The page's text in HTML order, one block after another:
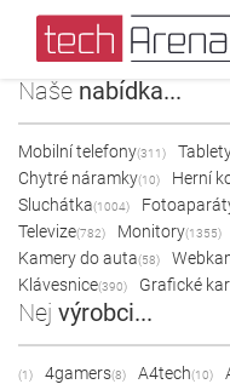
Naše nabídka...
Mobilní telefony(311)
Chytré náramky(10) Herní
Sluchátka(1004)
Televize(782) Monitory(1355)
Kamery do auta(58)
Klávesnice(390) Grafické
Nej výrobci...
(1) 4gamers(8) A4tech(10)